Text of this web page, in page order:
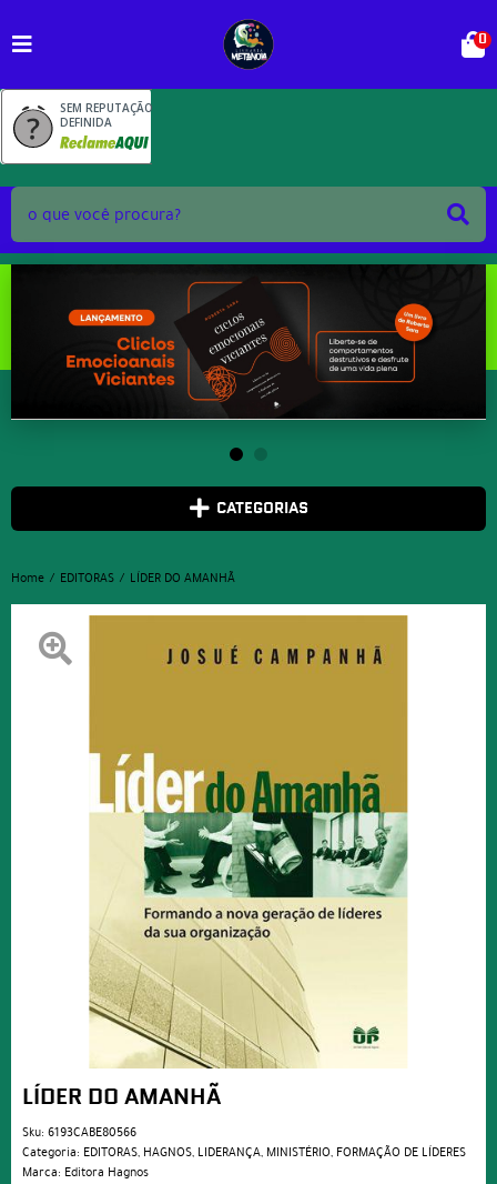
SEM REPUTAÇÃO
DEFINIDA
0
CATEGORIAS
Home EDITORAS LÍDER DO AMANHÃ
LÍDER DO AMANHÃ
Sku: 6193CABE80566
Categoria: EDITORAS, HAGNOS, LIDERANÇA, MINISTÉRIO, FORMAÇÃO DE LÍDERES
Marca: Editora Hagnos